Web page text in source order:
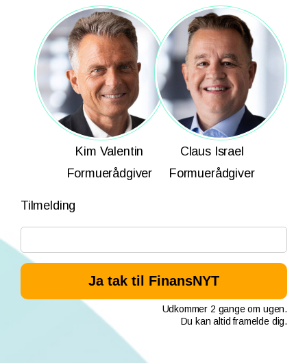
Kim Valentin
Formuerådgiver
Claus Israel
Formuerådgiver
Tilmelding
Udkommer 2 gange om ugen.
Du kan altid framelde dig.